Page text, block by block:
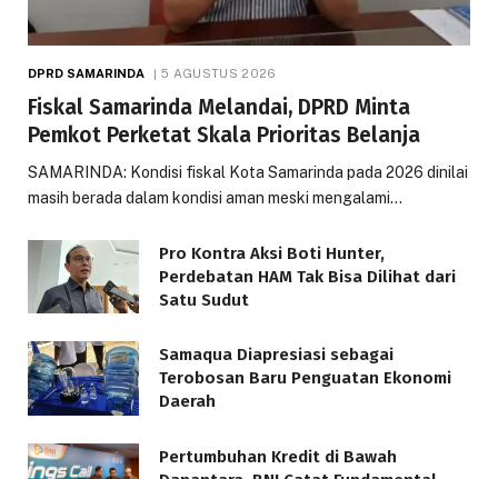
DPRD SAMARINDA 5 AGUSTUS 2026
Fiskal Samarinda Melandai, DPRD Minta
Pemkot Perketat Skala Prioritas Belanja
SAMARINDA: Kondisi fiskal Kota Samarinda pada 2026 dinilai
masih berada dalam kondisi aman meski mengalami…
Pro Kontra Aksi Boti Hunter,
Perdebatan HAM Tak Bisa Dilihat dari
Satu Sudut
Samaqua Diapresiasi sebagai
Terobosan Baru Penguatan Ekonomi
Daerah
Pertumbuhan Kredit di Bawah